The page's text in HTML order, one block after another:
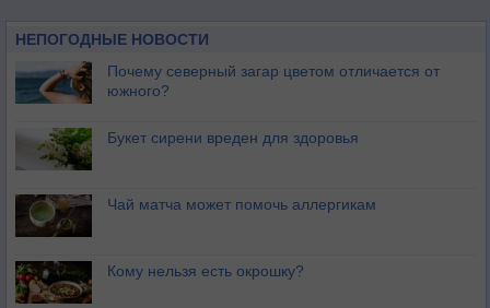
НЕПОГОДНЫЕ НОВОСТИ
Почему северный загар цветом отличается от
южного?
Букет сирени вреден для здоровья
Чай матча может помочь аллергикам
Кому нельзя есть окрошку?